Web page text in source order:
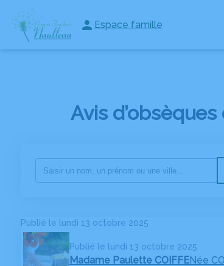
Espace famille
NOS SERVICES NOS AGENCES
Avis
Publié le lundi 13 octobre 2025
Publié le lundi 13 octobre 2025
Madame Paulette COIFFENée